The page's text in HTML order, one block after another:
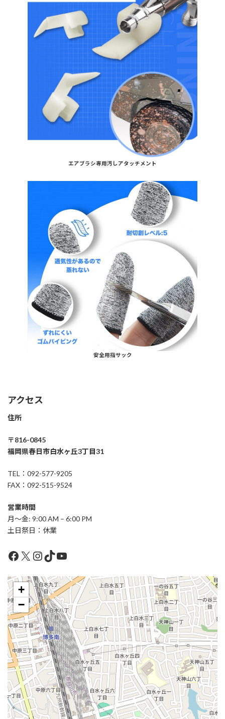
エアブラシ専用汚しアタッチメント
安全用指サック
アクセス
住所
〒816-0845
福岡県春日市白水ヶ丘3丁目31
TEL：092-577-9205
FAX：092-515-9524
営業時間
月〜金: 9:00 AM – 6:00 PM
土日祭日：休業
Facebook
X Instagram
TikTok
YouTube
+
−